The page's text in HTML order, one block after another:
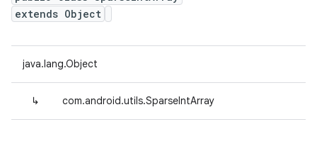
extends Object
java.lang.Object
↳ com.android.utils.SparseIntArray